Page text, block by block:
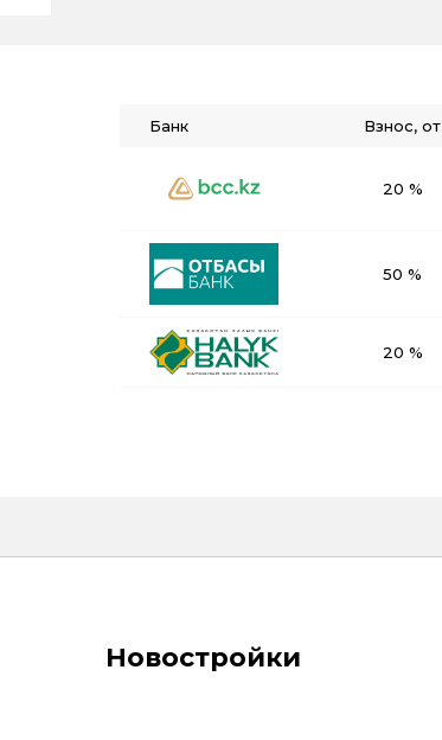
Банк Взнос, от
20 %
50 %
20 %
Новостройки